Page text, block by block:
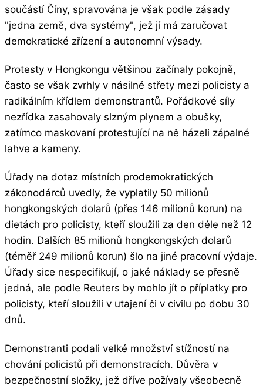
součástí Číny, spravována je však podle zásady
"jedna země, dva systémy", jež jí má zaručovat
demokratické zřízení a autonomní výsady.
Protesty v Hongkongu většinou začínaly pokojně,
často se však zvrhly v násilné střety mezi policisty a
radikálním křídlem demonstrantů. Pořádkové síly
nezřídka zasahovaly slzným plynem a obušky,
zatímco maskovaní protestující na ně házeli zápalné
lahve a kameny.
Úřady na dotaz místních prodemokratických
zákonodárců uvedly, že vyplatily 50 milionů
hongkongských dolarů (přes 146 milionů korun) na
dietách pro policisty, kteří sloužili za den déle než 12
hodin. Dalších 85 milionů hongkongských dolarů
(téměř 249 milionů korun) šlo na jiné pracovní výdaje.
Úřady sice nespecifikují, o jaké náklady se přesně
jedná, ale podle Reuters by mohlo jít o příplatky pro
policisty, kteří sloužili v utajení či v civilu po dobu 30
dnů.
Demonstranti podali velké množství stížností na
chování policistů při demonstracích. Důvěra v
bezpečnostní složky, jež dříve požívaly všeobecně